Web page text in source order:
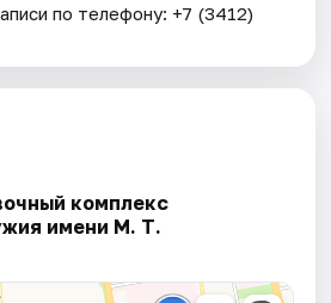
по телефону: +7 (3412)
комплекс
имени М. Т.